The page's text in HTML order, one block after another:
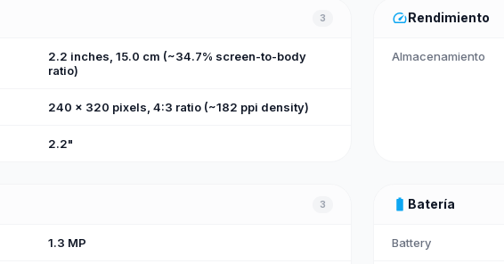
3
2.2 inches, 15.0 cm (~34.7% screen-to-body
ratio)
240 x 320 pixels, 4:3 ratio (~182 ppi density)
2.2"
speedRendimiento
Almacenamiento
3
1.3 MP
battery_full Batería
Battery